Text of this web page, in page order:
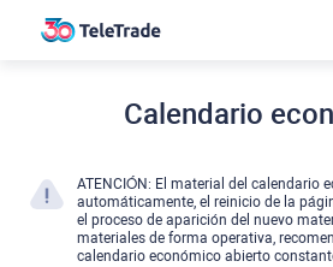
Calendario
ATENCIÓN: El material del calendario
automáticamente, el reinicio de la
el proceso de aparición del nuevo
materiales de forma operativa,
calendario económico abierto